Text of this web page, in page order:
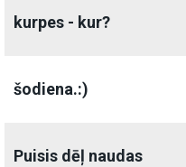
kurpes - kur?
šodiena.:)
Puisis dēļ naudas